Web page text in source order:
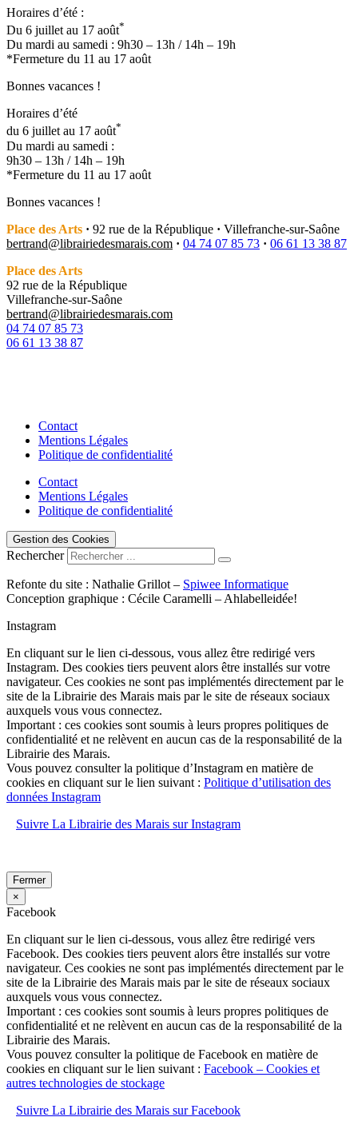
Horaires d’été :
Du 6 juillet au 17 août*
Du mardi au samedi : 9h30 – 13h / 14h – 19h
*Fermeture du 11 au 17 août
Bonnes vacances !
Horaires d’été
du 6 juillet au 17 août*
Du mardi au samedi :
9h30 – 13h / 14h – 19h
*Fermeture du 11 au 17 août
Bonnes vacances !
Place des Arts · 92 rue de la République · Villefranche-sur-Saône
bertrand@librairiedesmarais.com · 04 74 07 85 73 · 06 61 13 38 87
Place des Arts
92 rue de la République
Villefranche-sur-Saône
bertrand@librairiedesmarais.com
04 74 07 85 73
06 61 13 38 87
Contact
Mentions Légales
Politique de confidentialité
Contact
Mentions Légales
Politique de confidentialité
Gestion des Cookies
Rechercher
Refonte du site : Nathalie Grillot – Spiwee Informatique
Conception graphique : Cécile Caramelli – Ahlabelleidée!
Instagram
En cliquant sur le lien ci-dessous, vous allez être redirigé vers
Instagram. Des cookies tiers peuvent alors être installés sur votre
navigateur. Ces cookies ne sont pas implémentés directement par le
site de la Librairie des Marais mais par le site de réseaux sociaux
auxquels vous vous connectez.
Important : ces cookies sont soumis à leurs propres politiques de
confidentialité et ne relèvent en aucun cas de la responsabilité de la
Librairie des Marais.
Vous pouvez consulter la politique d’Instagram en matière de
cookies en cliquant sur le lien suivant : Politique d’utilisation des
données Instagram
Suivre La Librairie des Marais sur Instagram
Fermer
×
Facebook
En cliquant sur le lien ci-dessous, vous allez être redirigé vers
Facebook. Des cookies tiers peuvent alors être installés sur votre
navigateur. Ces cookies ne sont pas implémentés directement par le
site de la Librairie des Marais mais par le site de réseaux sociaux
auxquels vous vous connectez.
Important : ces cookies sont soumis à leurs propres politiques de
confidentialité et ne relèvent en aucun cas de la responsabilité de la
Librairie des Marais.
Vous pouvez consulter la politique de Facebook en matière de
cookies en cliquant sur le lien suivant : Facebook – Cookies et
autres technologies de stockage
Suivre La Librairie des Marais sur Facebook